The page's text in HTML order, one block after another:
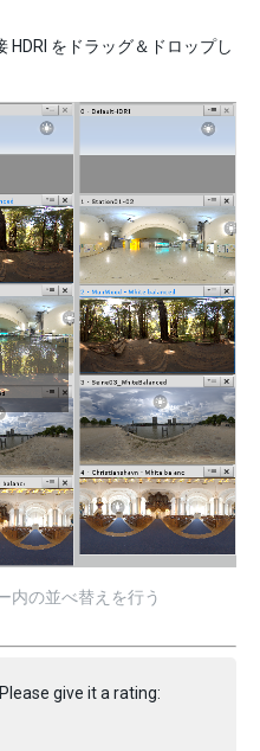
HDRI をドラッグ＆ドロップし
内の並べ替えを行う
give it a rating: